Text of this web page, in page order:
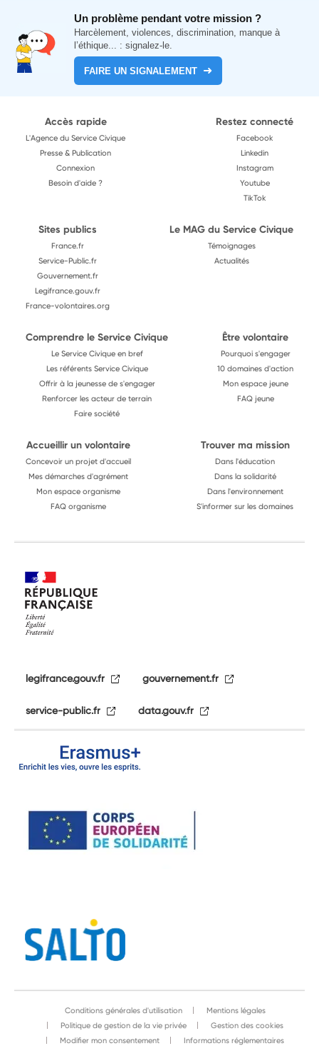
Un problème pendant votre mission ?
Harcèlement, violences, discrimination, manque à
l’éthique... : signalez-le.
FAIRE UN SIGNALEMENT
Accès rapide
L'Agence du Service Civique
Presse & Publication
Connexion
Besoin d'aide ?
Restez connecté
Facebook
Linkedin
Instagram
Youtube
TikTok
Sites publics
France.fr
Service-Public.fr
Gouvernement.fr
Legifrance.gouv.fr
France-volontaires.org
Le MAG du Service Civique
Témoignages
Actualités
Comprendre le Service Civique
Le Service Civique en bref
Les référents Service Civique
Offrir à la jeunesse de s'engager
Renforcer les acteur de terrain
Faire société
Être volontaire
Pourquoi s'engager
10 domaines d'action
Mon espace jeune
FAQ jeune
Accueillir un volontaire
Concevoir un projet d'accueil
Mes démarches d'agrément
Mon espace organisme
FAQ organisme
Trouver ma mission
Dans l'éducation
Dans la solidarité
Dans l'environnement
S'informer sur les domaines
legifrance.gouv.fr gouvernement.fr
service-public.fr data.gouv.fr
Conditions générales d'utilisation
Mentions légales
Politique de gestion de la vie privée
Gestion des cookies
Modifier mon consentement
Informations réglementaires